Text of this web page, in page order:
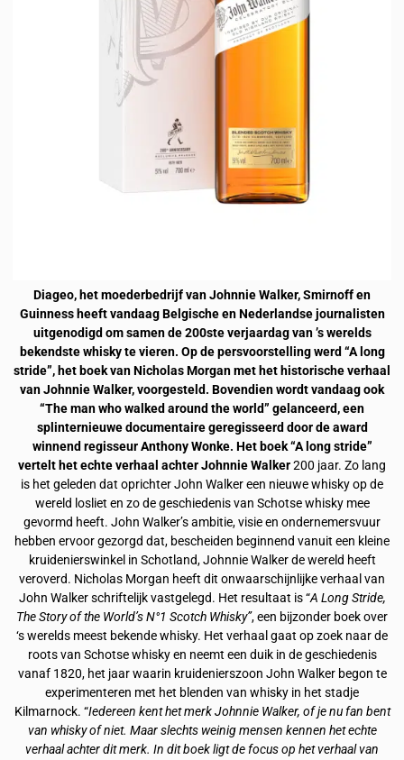
Diageo, het moederbedrijf van Johnnie Walker, Smirnoff en
Guinness heeft vandaag Belgische en Nederlandse journalisten
uitgenodigd om samen de 200steverjaardag van ’s werelds
bekendste whisky te vieren. Op de persvoorstelling werd “A long
stride”, het boek van Nicholas Morgan met het historische verhaal
van Johnnie Walker, voorgesteld. Bovendien wordt vandaag ook
“The man who walked around the world” gelanceerd, een
splinternieuwe documentaire geregisseerd door de award
winnend regisseur Anthony Wonke. Het boek “A long stride”
vertelt het echte verhaal achter Johnnie Walker200 jaar. Zo lang
is het geleden dat oprichter John Walker een nieuwe whisky op de
wereld losliet en zo de geschiedenis van Schotse whisky mee
gevormd heeft. John Walker’s ambitie, visie en ondernemersvuur
hebben ervoor gezorgd dat, bescheiden beginnend vanuit een kleine
kruidenierswinkel in Schotland, Johnnie Walker de wereld heeft
veroverd. Nicholas Morgan heeft dit onwaarschijnlijke verhaal van
John Walker schriftelijk vastgelegd. Het resultaat is “A Long Stride,
The Story of the World’s N°1 Scotch Whisky”, een bijzonder boek over
‘s werelds meest bekende whisky. Het verhaal gaat op zoek naar de
roots van Schotse whisky en neemt een duik in de geschiedenis
vanaf 1820, het jaar waarin kruidenierszoon John Walker begon te
experimenteren met het blenden van whisky in het stadje
Kilmarnock. “Iedereen kent het merk Johnnie Walker, of je nu fan bent
van whisky of niet. Maar slechts weinig mensen kennen het echte
verhaal achter dit merk. In dit boek ligt de focus op het verhaal van